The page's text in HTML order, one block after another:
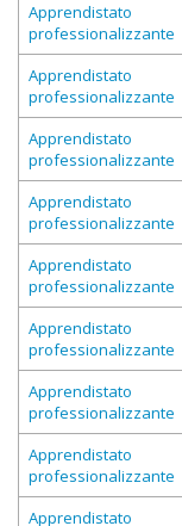
Apprendistato
professionalizzante
Apprendistato
professionalizzante
Apprendistato
professionalizzante
Apprendistato
professionalizzante
Apprendistato
professionalizzante
Apprendistato
professionalizzante
Apprendistato
professionalizzante
Apprendistato
professionalizzante
Apprendistato